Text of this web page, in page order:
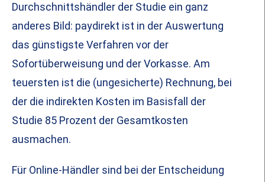
Durchschnittshändler der Studie ein ganz
anderes Bild: paydirekt ist in der Auswertung
das günstigste Verfahren vor der
Sofortüberweisung und der Vorkasse. Am
teuersten ist die (ungesicherte) Rechnung, bei
der die indirekten Kosten im Basisfall der
Studie 85 Prozent der Gesamtkosten
ausmachen.
Für Online-Händler sind bei der Entscheidung